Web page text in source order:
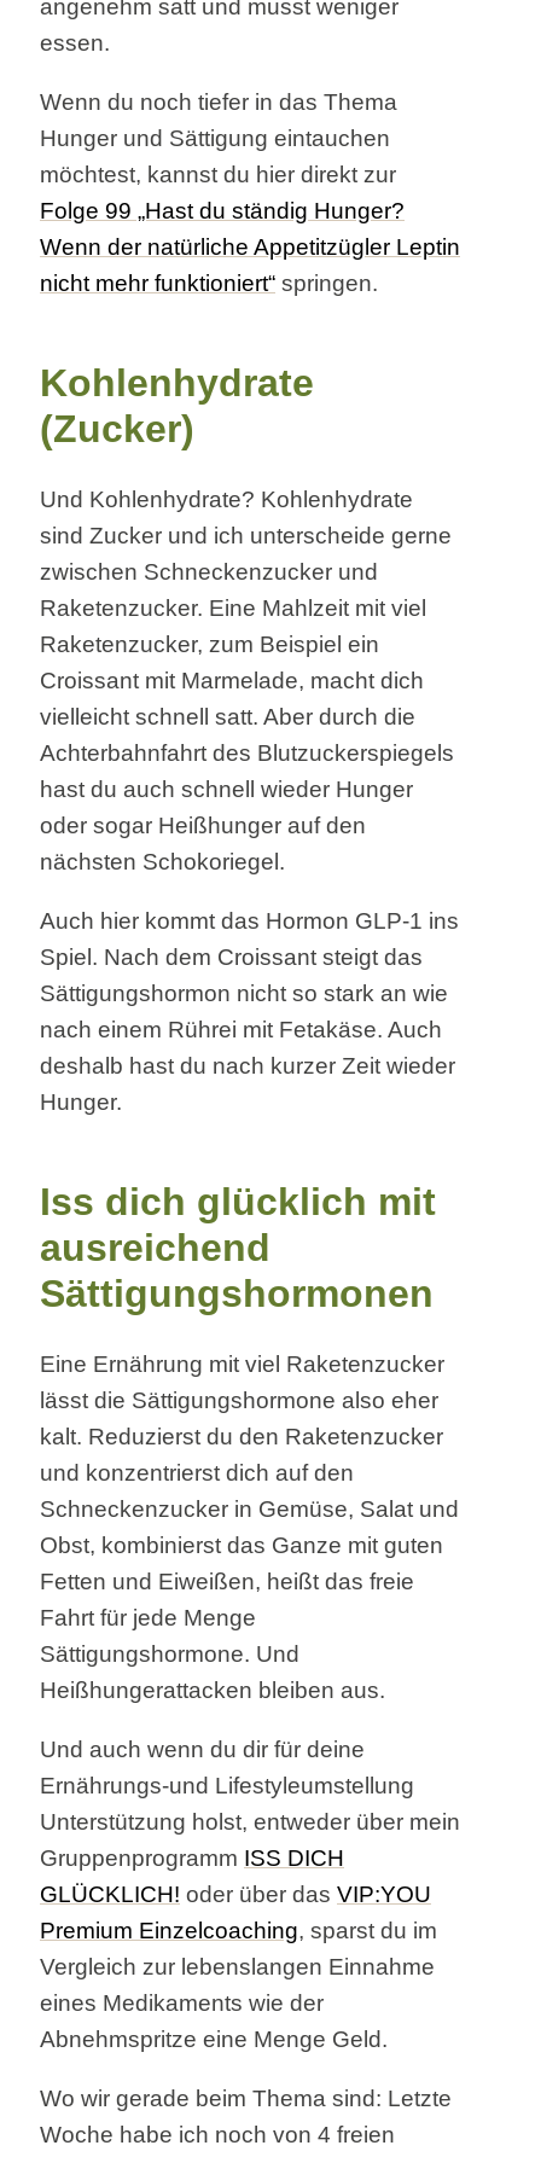
angenehm satt und musst weniger
essen.
Wenn du noch tiefer in das Thema
Hunger und Sättigung eintauchen
möchtest, kannst du hier direkt zur
Folge 99 „Hast du ständig Hunger?
Wenn der natürliche Appetitzügler Leptin
nicht mehr funktioniert“ springen.
Kohlenhydrate
(Zucker)
Und Kohlenhydrate? Kohlenhydrate
sind Zucker und ich unterscheide gerne
zwischen Schneckenzucker und
Raketenzucker. Eine Mahlzeit mit viel
Raketenzucker, zum Beispiel ein
Croissant mit Marmelade, macht dich
vielleicht schnell satt. Aber durch die
Achterbahnfahrt des Blutzuckerspiegels
hast du auch schnell wieder Hunger
oder sogar Heißhunger auf den
nächsten Schokoriegel.
Auch hier kommt das Hormon GLP-1 ins
Spiel. Nach dem Croissant steigt das
Sättigungshormon nicht so stark an wie
nach einem Rührei mit Fetakäse. Auch
deshalb hast du nach kurzer Zeit wieder
Hunger.
Iss dich glücklich mit
ausreichend
Sättigungshormonen
Eine Ernährung mit viel Raketenzucker
lässt die Sättigungshormone also eher
kalt. Reduzierst du den Raketenzucker
und konzentrierst dich auf den
Schneckenzucker in Gemüse, Salat und
Obst, kombinierst das Ganze mit guten
Fetten und Eiweißen, heißt das freie
Fahrt für jede Menge
Sättigungshormone. Und
Heißhungerattacken bleiben aus.
Und auch wenn du dir für deine
Ernährungs-und Lifestyleumstellung
Unterstützung holst, entweder über mein
Gruppenprogramm ISS DICH
GLÜCKLICH! oder über das VIP:YOU
Premium Einzelcoaching, sparst du im
Vergleich zur lebenslangen Einnahme
eines Medikaments wie der
Abnehmspritze eine Menge Geld.
Wo wir gerade beim Thema sind: Letzte
Woche habe ich noch von 4 freien